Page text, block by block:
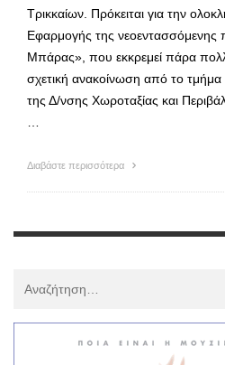
Τρικκαίων. Πρόκειται για την
Εφαρμογής της
Μπάρας», που εκκρεμεί πάρα
σχετική ανακοίνωση από το
της Δ/νσης Χωροταξίας και
Διαβάστε περισσότερα
: